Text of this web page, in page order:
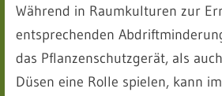
Während in Raumkulturen zur
entsprechenden
das Pflanzenschutzgerät, als
Düsen eine Rolle spielen, kann